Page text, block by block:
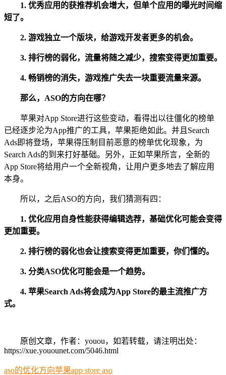
1. 优秀应用的获推荐机会增大，但单个应用的曝光时间缩
短了。
2. 游戏独立一个版块，给游戏开发者更多的机会。
3. 排行榜的弱化，流量将随之减少，搜索变得更加重要。
4. 畅销榜的消失，游戏推广失去一块重要流量来源。
那么，ASO的方向在哪？
苹果对App Store进行这些变动，看得出以往僵化的榜单
已经逐步沦为App推广的工具，苹果拒绝如此。并且Search
Ads即将登场，苹果得压制目前恶意的榜单优化现象，为
Search Ads的到来打好基础。另外，正如苹果所言，全新的
App Store将给用户一个全新视角，让用户更多地去了解应用
本身。
所以，之后ASO的方向，我们猜测有四：
1. 优化应用自身性能获得编辑选荐，基础优化可能会变得
更加重要。
2. 排行榜的弱化也会让搜索变得更加重要，你们懂的。
3. 分类ASO优化可能会是一个趋势。
4. 苹果Search Ads将会成为App Store的最主流推广方
式。
原创文章，作者：youou，如若转载，请注明出处：
https://xue.youounet.com/5046.html
aso的优化方向苹果app store aso